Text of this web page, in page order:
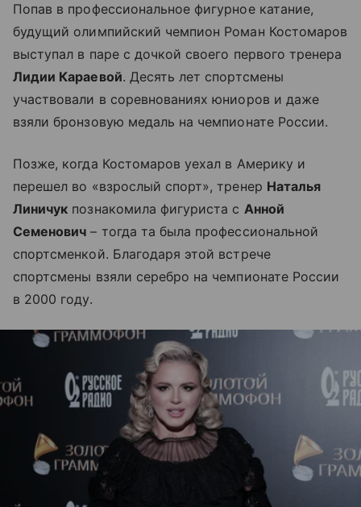
Попав в профессиональное фигурное катание,
будущий олимпийский чемпион Роман Костомаров
выступал в паре с дочкой своего первого тренера
Лидии Караевой. Десять лет спортсмены
участвовали в соревнованиях юниоров и даже
взяли бронзовую медаль на чемпионате России.
Позже, когда Костомаров уехал в Америку и
перешел во «взрослый спорт», тренер Наталья
Линичук познакомила фигуриста с Анной
Семенович – тогда та была профессиональной
спортсменкой. Благодаря этой встрече
спортсмены взяли серебро на чемпионате России
в 2000 году.